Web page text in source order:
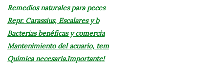
Remedios naturales para peces
Repr. Carassius, Escalares y b
Bacterias benéficas y comercia
Mantenimiento del acuario, tem
Química necesaria.Importante!